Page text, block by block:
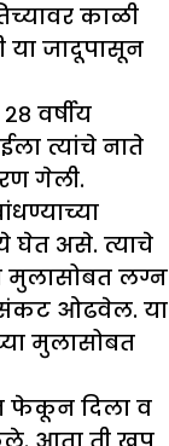
काळी
या जादूपासून
वर्षीय
त्यांचे नाते
गेली.
घेत असे. त्याचे
मुलासोबत लग्न
संकट ओढवेल. या
मुलासोबत
फेकून दिला व